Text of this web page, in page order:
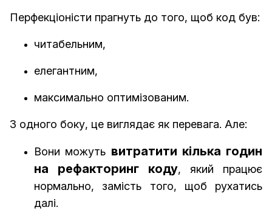
Перфекціоністи прагнуть до того, щоб код був:
читабельним,
елегантним,
максимально оптимізованим.
З одного боку, це виглядає як перевага. Але:
Вони можуть витратити кілька годин
на рефакторинг коду, який працює
нормально, замість того, щоб рухатись
далі.